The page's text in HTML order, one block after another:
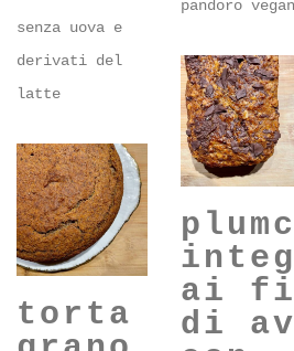
nocciole
senza uova e
derivati del
ai